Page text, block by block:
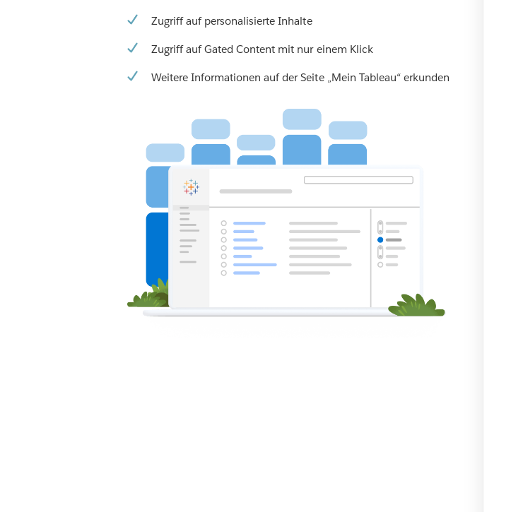
Zugriff auf personalisierte Inhalte
Zugriff auf Gated Content mit nur einem Klick
Weitere Informationen auf der Seite „Mein Tableau“ erkunden